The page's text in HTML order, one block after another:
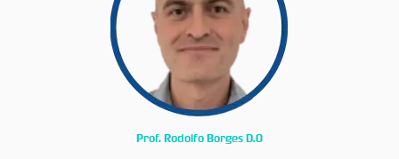
Prof. Rodolfo Borges D.O